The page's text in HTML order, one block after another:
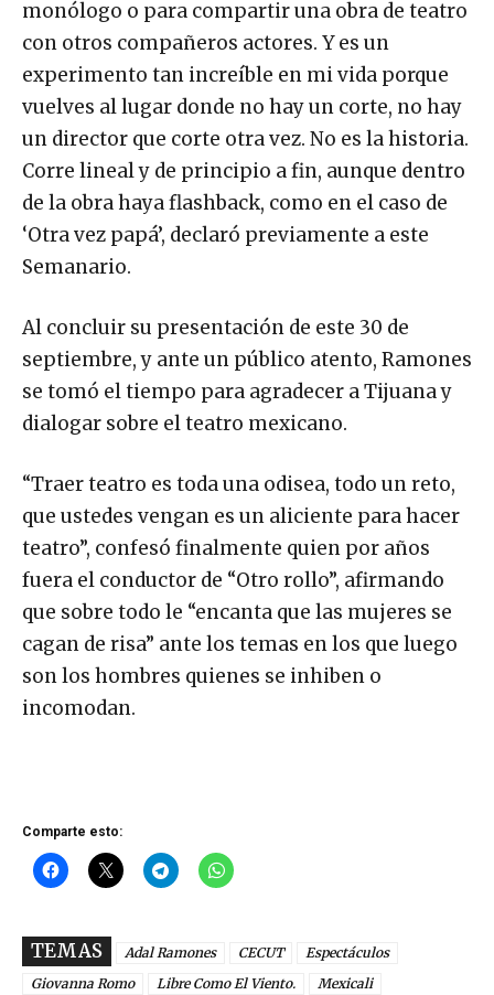
monólogo o para compartir una obra de teatro
con otros compañeros actores. Y es un
experimento tan increíble en mi vida porque
vuelves al lugar donde no hay un corte, no hay
un director que corte otra vez. No es la historia.
Corre lineal y de principio a fin, aunque dentro
de la obra haya flashback, como en el caso de
‘Otra vez papá’, declaró previamente a este
Semanario.
Al concluir su presentación de este 30 de
septiembre, y ante un público atento, Ramones
se tomó el tiempo para agradecer a Tijuana y
dialogar sobre el teatro mexicano.
“Traer teatro es toda una odisea, todo un reto,
que ustedes vengan es un aliciente para hacer
teatro”, confesó finalmente quien por años
fuera el conductor de “Otro rollo”, afirmando
que sobre todo le “encanta que las mujeres se
cagan de risa” ante los temas en los que luego
son los hombres quienes se inhiben o
incomodan.
Comparte esto:
TEMAS Adal Ramones CECUT
Espectáculos
Giovanna Romo
Libre Como El Viento.
Mexicali